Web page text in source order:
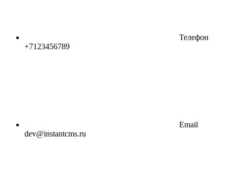
Телефон
+7123456789
Email
dev@instantcms.ru